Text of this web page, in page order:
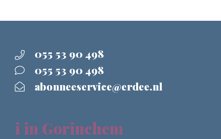
055 53 90 498
055 53 90 498
abonneeservice@erdee.nl
i in Gorinchem